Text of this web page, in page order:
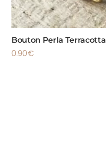
Bouton Perla Terracotta
0.90€